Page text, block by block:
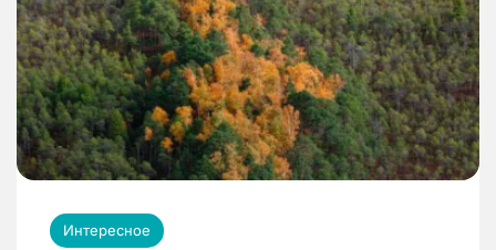
Интересное